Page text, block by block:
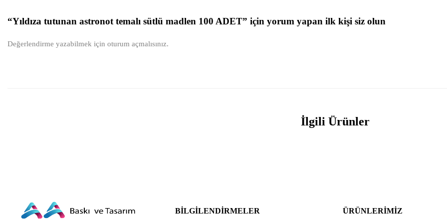
“Yıldıza tutunan astronot temalı sütlü madlen 100 ADET” için yorum yapan ilk kişi siz olun
Değerlendirme yazabilmek için oturum açmalısınız.
İlgili Ürünler
BILGILENDIRMELER ÜRÜNLERIMIZ